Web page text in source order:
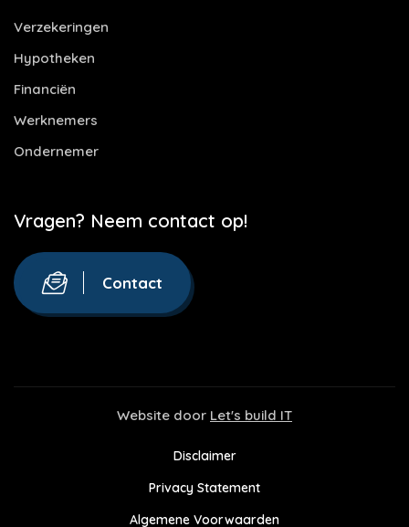
Verzekeringen
Hypotheken
Financiën
Werknemers
Ondernemer
Vragen? Neem contact op!
Contact
Website door Let's build IT
Disclaimer
Privacy Statement
Algemene Voorwaarden